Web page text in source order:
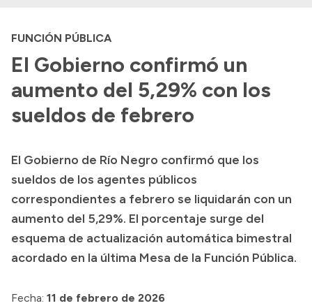
Autoridades
Delegaciones
Normativa
Presupuesto
Boletín Oficial
Compras y licitaciones
Consulta de expedientes
Consulta de pago a proveedores
FUNCIÓN PÚBLICA
El Gobierno confirmó un
aumento del 5,29% con los
sueldos de febrero
El Gobierno de Río Negro confirmó que los
sueldos de los agentes públicos
correspondientes a febrero se liquidarán con un
aumento del 5,29%. El porcentaje surge del
esquema de actualización automática bimestral
acordado en la última Mesa de la Función Pública.
Fecha: 11 de febrero de 2026